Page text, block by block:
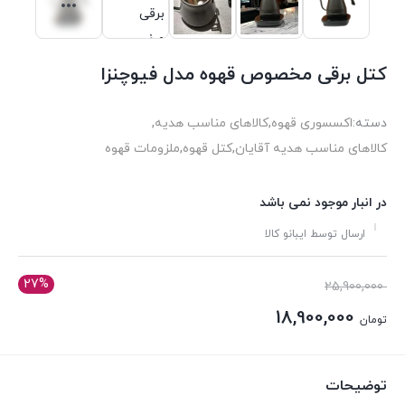
کتل برقی مخصوص قهوه مدل فیوچنزا
دسته:اکسسوری قهوه,کالاهای مناسب هدیه,
کالاهای مناسب هدیه آقایان,کتل قهوه,ملزومات قهوه
در انبار موجود نمی باشد
ارسال توسط ایبانو کالا
27% 25,900,000
قیمت
اصلی:
تومان
تومان 18,900,000.
توضیحات